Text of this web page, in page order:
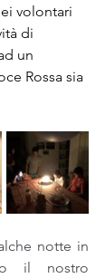
volontari
di
un
Rossa sia
notte in
il nostro